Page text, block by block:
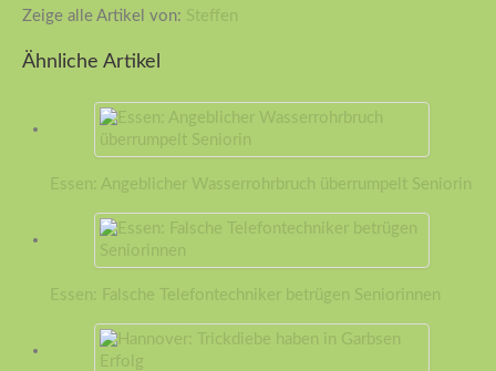
Zeige alle Artikel von: Steffen
Ähnliche Artikel
Essen: Angeblicher Wasserrohrbruch überrumpelt Seniorin
Essen: Falsche Telefontechniker betrügen Seniorinnen